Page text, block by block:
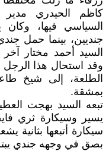
كاظم الحيدري مدير
السياسي فيها،
جنديين، بينما حمل
السيد أحمد مختار
وقد استحال هذا
الطلعة، إلى شيخ
بمشقة.
تبعه السيد بهجت
يسير وسيكارة ثري
سيكارة أتبعها بثانية
بصق في وجهه جندي